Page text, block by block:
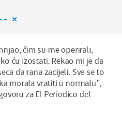
čim su me operirali,
ću izostati. Rekao mi je da
da rana zacijeli. Sve se to
morala vratiti u normalu",
za El Periodico del